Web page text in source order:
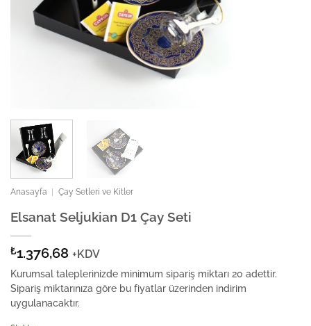
Anasayfa Çay Setleri ve Kitler
Elsanat Seljukian D1 Çay Seti
₺1.376,68 +KDV
Kurumsal taleplerinizde minimum sipariş miktarı 20 adettir.
Sipariş miktarınıza göre bu fiyatlar üzerinden indirim
uygulanacaktır.